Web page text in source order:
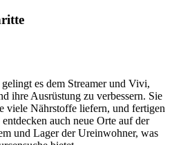
es dem Streamer und Vivi,
ihre Ausrüstung zu verbessern. Sie
viele Nährstoffe liefern, und fertigen
auch neue Orte auf der
und Lager der Ureinwohner, was